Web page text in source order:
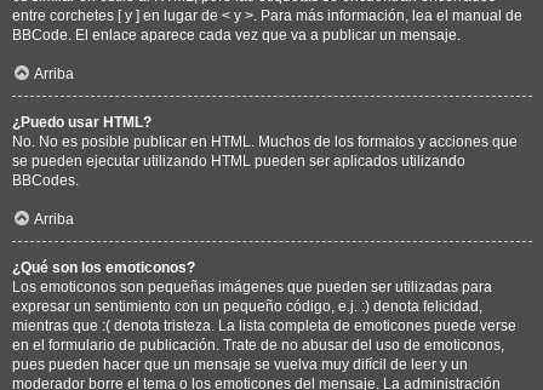
entre corchetes [ y ] en lugar de < y >. Para más información, lea el manual de
BBCode. El enlace aparece cada vez que va a publicar un mensaje.
Arriba
¿Puedo usar HTML?
No. No es posible publicar en HTML. Muchos de los formatos y acciones que
se pueden ejecutar utilizando HTML pueden ser aplicados utilizando
BBCodes.
Arriba
¿Qué son los emoticonos?
Los emoticonos son pequeñas imágenes que pueden ser utilizadas para
expresar un sentimiento con un pequeño código, e.j. :) denota felicidad,
mientras que :( denota tristeza. La lista completa de emoticones puede verse
en el formulario de publicación. Trate de no abusar del uso de emoticonos,
pues pueden hacer que un mensaje se vuelva muy difícil de leer y un
moderador borre el tema o los emoticones del mensaje. La administración